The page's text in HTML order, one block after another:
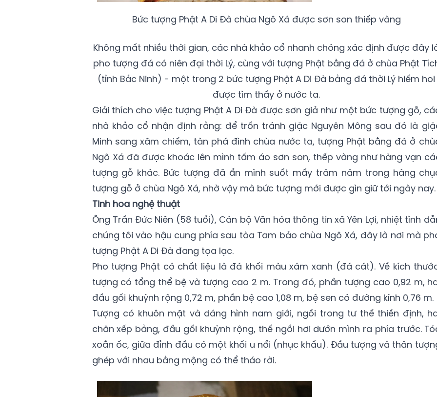
Bức tượng Phật A Di Đà chùa Ngô Xá được sơn son thiếp vàng
Không mất nhiều thời gian, các nhà khảo cổ nhanh chóng xác định được đây
pho tượng đá có niên đại thời Lý, cùng với tượng Phật bằng đá ở chùa Phật
(tỉnh Bắc Ninh) - một trong 2 bức tượng Phật A Di Đà bằng đá thời Lý hiếm hoi
được tìm thấy ở nước ta.
Giải thích cho việc tượng Phật A Di Đà được sơn giả như một bức tượng gỗ,
nhà khảo cổ nhận định rằng: để trốn tránh giặc Nguyên Mông sau đó là
Minh sang xâm chiếm, tàn phá đình chùa nước ta, tượng Phật bằng đá ở
Ngô Xá đã được khoác lên mình tấm áo sơn son, thếp vàng như hàng vạn
tượng gỗ khác. Bức tượng đã ẩn mình suốt mấy trăm năm trong hàng
tượng gỗ ở chùa Ngô Xá, nhờ vậy mà bức tượng mới được gìn giữ tới ngày nay.
Tinh hoa nghệ thuật
Ông Trần Đức Niên (58 tuổi), Cán bộ Văn hóa thông tin xã Yên Lợi, nhiệt tình
chúng tôi vào hậu cung phía sau tòa Tam bảo chùa Ngô Xá, đây là nơi mà
tượng Phật A Di Đà đang tọa lạc.
Pho tượng Phật có chất liệu là đá khối màu xám xanh (đá cát). Về kích
tượng có tổng thể bệ và tượng cao 2 m. Trong đó, phần tượng cao 0,92 m,
đầu gối khuỳnh rộng 0,72 m, phần bệ cao 1,08 m, bệ sen có đường kính 0,76 m.
Tượng có khuôn mặt và dáng hình nam giới, ngồi trong tư thế thiền định,
chân xếp bằng, đầu gối khuỳnh rộng, thế ngồi hơi dướn mình ra phía trước.
xoắn ốc, giữa đỉnh đầu có một khối u nổi (nhục khấu). Đầu tượng và thân
ghép với nhau bằng mộng có thể tháo rời.